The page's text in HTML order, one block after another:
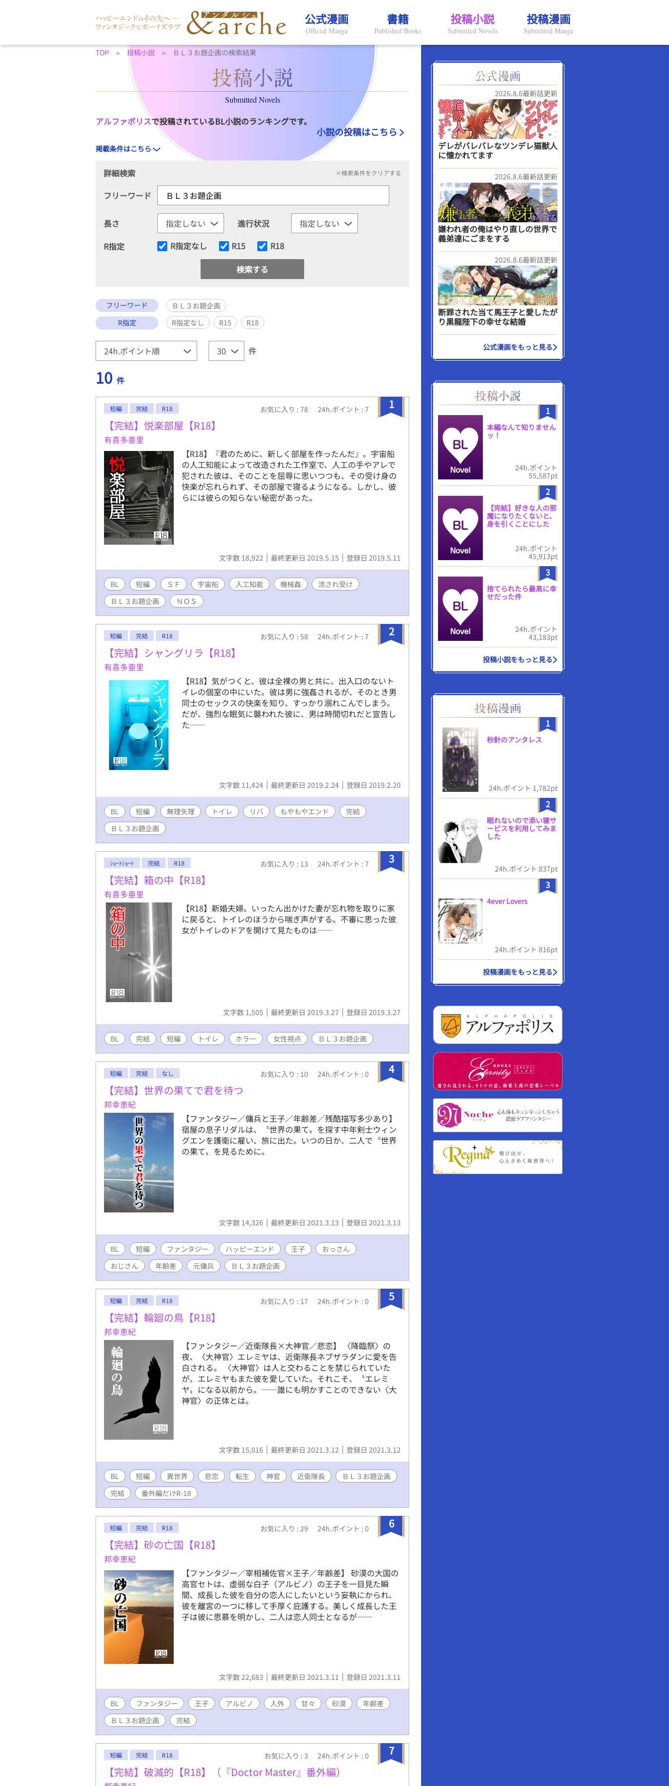
公式漫画
Official Manga
書籍
Published Books
投稿小説
Submitted Novels
投稿漫画
Submitted Manga
TOP 投稿小説 ＢＬ３お題企画の検索結果
Submitted Novels
アルファポリスで投稿されているBL小説のランキングです。
小説の投稿はこちら
掲載条件はこちら
詳細検索 ×検索条件をクリアする
フリーワード
長さ
進行状況
R指定
R指定なし R15 R18
フリーワード
ＢＬ３お題企画
R指定
R指定なし R15 R18
件
10 件
1
短編 完結 R18 お気に入り : 78 24h.ポイント : 7
【完結】悦楽部屋【R18】
有喜多亜里
【R18】『君のために、新しく部屋を作ったんだ』。宇宙船
の人工知能によって改造された工作室で、人工の手やアレで
犯された彼は、そのことを屈辱に思いつつも、その受け身の
快楽が忘れられず、その部屋で寝るようになる。しかし、彼
らには彼らの知らない秘密があった。
文字数 18,922 最終更新日 2019.5.15 登録日 2019.5.11
BL 短編 ＳＦ 宇宙船 人工知能 機械姦
流され受け
ＢＬ３お題企画
ＮＯＳ
2
短編 完結 R18 お気に入り : 58 24h.ポイント : 7
【完結】シャングリラ【R18】
有喜多亜里
【R18】気がつくと、彼は全裸の男と共に、出入口のないト
イレの個室の中にいた。彼は男に強姦されるが、そのとき男
同士のセックスの快楽を知り、すっかり溺れこんでしまう。
だが、強烈な眠気に襲われた彼に、男は時間切れだと宣告し
た――
文字数 11,424 最終更新日 2019.2.24 登録日 2019.2.20
BL 短編 無理矢理 トイレ リバ もやもやエンド
完結
ＢＬ３お題企画
3
ｼｮｰﾄｼｮｰﾄ 完結 R18 お気に入り : 13 24h.ポイント : 7
【完結】箱の中【R18】
有喜多亜里
【R18】新婚夫婦。いったん出かけた妻が忘れ物を取りに家
に戻ると、トイレのほうから喘ぎ声がする。不審に思った彼
女がトイレのドアを開けて見たものは――
文字数 1,505 最終更新日 2019.3.27 登録日 2019.3.27
BL 完結 短編 トイレ ホラー 女性視点 ＢＬ３お題企画
4
短編 完結 なし お気に入り : 10 24h.ポイント : 0
【完結】世界の果てで君を待つ
邦幸恵紀
【ファンタジー／傭兵と王子／年齢差／残酷描写多少あり】
宿屋の息子リダルは、〝世界の果て〟を探す中年剣士ウィン
グエンを護衛に雇い、旅に出た。いつの日か、二人で〝世界
の果て〟を見るために。
文字数 14,326 最終更新日 2021.3.13 登録日 2021.3.13
BL 短編 ファンタジー ハッピーエンド 王子
おっさん
おじさん
年齢差 元傭兵 ＢＬ３お題企画
5
短編 完結 R18 お気に入り : 17 24h.ポイント : 0
【完結】輪廻の鳥【R18】
邦幸恵紀
【ファンタジー／近衛隊長×大神官／悲恋】 〈降臨祭〉の
夜、〈大神官〉エレミヤは、近衛隊長ネブザラダンに愛を告
白される。 〈大神官〉は人と交わることを禁じられていた
が、エレミヤもまた彼を愛していた。それこそ、〝エレミ
ヤ〟になる以前から。――誰にも明かすことのできない〈大
神官〉の正体とは。
文字数 15,016 最終更新日 2021.3.12 登録日 2021.3.12
BL 短編 異世界 悲恋 転生 神官 近衛隊長
ＢＬ３お題企画
完結
番外編だけR-18
6
短編 完結 R18 お気に入り : 29 24h.ポイント : 0
【完結】砂の亡国【R18】
邦幸恵紀
【ファンタジー／宰相補佐官×王子／年齢差】 砂漠の大国の
高官セトは、虚弱な白子（アルビノ）の王子を一目見た瞬
間、成長した彼を自分の恋人にしたいという妄執にかられ、
彼を離宮の一つに移して手厚く庇護する。美しく成長した王
子は彼に思慕を明かし、二人は恋人同士となるが――
文字数 22,683 最終更新日 2021.3.11 登録日 2021.3.11
BL ファンタジー 王子 アルビノ 人外 甘々 砂漠
年齢差
ＢＬ３お題企画
完結
7
短編 完結 R18 お気に入り : 3 24h.ポイント : 0
【完結】破滅的【R18】（『Doctor Master』番外編）
2026.8.6最新話更新
デレがバレバレなツンデレ猫獣人
に懐かれてます
2026.8.6最新話更新
嫌われ者の俺はやり直しの世界で
義弟達にごまをする
2026.8.6最新話更新
断罪された当て馬王子と愛したが
り黒龍陛下の幸せな結婚
公式漫画をもっと見る
1
本編なんて知りません
ッ！
24h.ポイント
55,587pt
2
【完結】好きな人の邪
魔になりたくないと、
身を引くことにした
24h.ポイント
45,913pt
3
捨てられたら最高に幸
せだった件
24h.ポイント
43,183pt
投稿小説をもっと見る
1
秒針のアンタレス
24h.ポイント 1,782pt
2
眠れないので添い寝サ
ービスを利用してみま
した
24h.ポイント 837pt
3
4ever Lovers
24h.ポイント 816pt
投稿漫画をもっと見る